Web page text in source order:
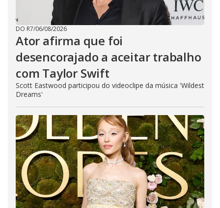
DO R7/06/08/2026
Ator afirma que foi
desencorajado a aceitar trabalho
com Taylor Swift
Scott Eastwood participou do videoclipe da música 'Wildest
Dreams'